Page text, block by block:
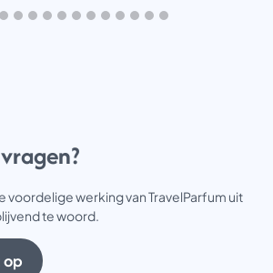
voordelige werking van TravelParfum uit
te woord.
op